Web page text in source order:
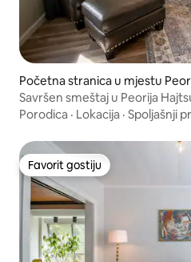
Početna stranica u mjestu
Savršen smeštaj u Peorija
blizu svega
Porodica · Lokacija · Spoljašnji
Favorit gostiju
Favorit gostiju